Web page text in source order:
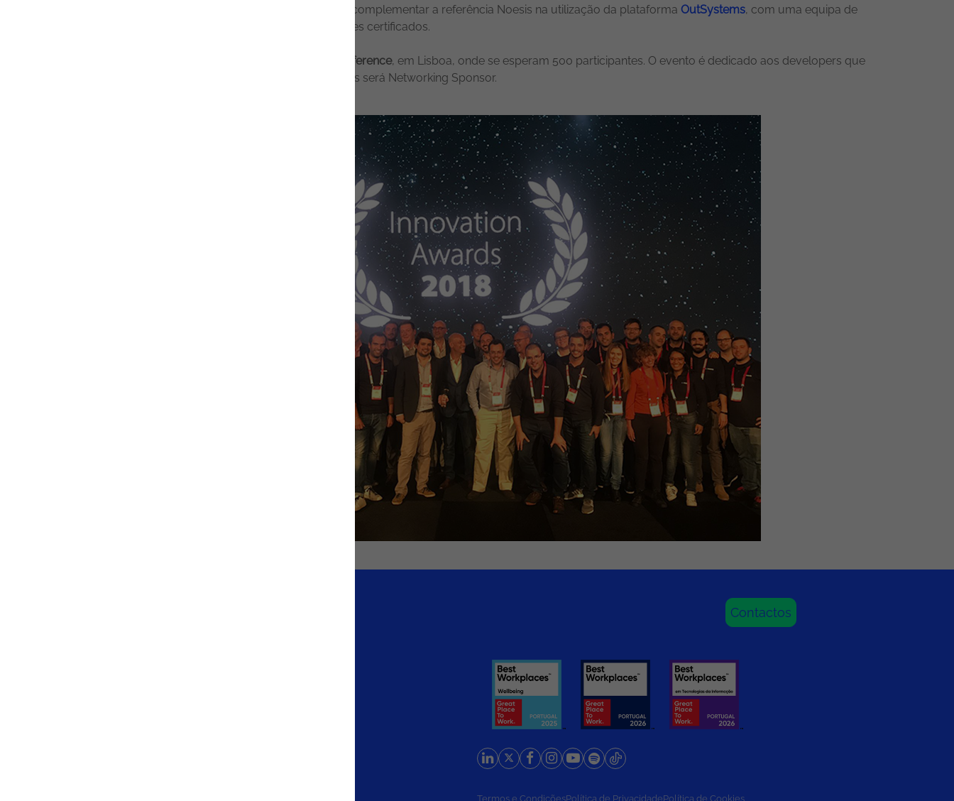
projetos premiados em 2018. Estas distinções vêm complementar a referência Noesis na utilização da plataforma OutSystems, com uma equipa de
mais de 100 elementos, 89 dos quais são consultores certificados.
OutSystems Worldwide Developer Conference, em Lisboa, onde se esperam 500 participantes. O evento é dedicado aos developers que
trabalham diretamente com a plataforma, e a Noesis será Networking Sponsor.
Contactos
Termos e CondiçõesPolítica de PrivacidadePolítica de Cookies